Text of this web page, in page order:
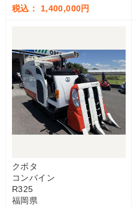
税込： 1,400,000円
クボタ
コンバイン
R325
福岡県